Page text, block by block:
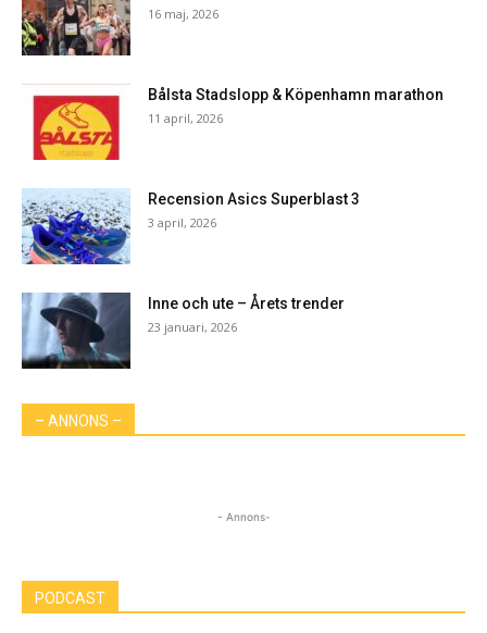
16 maj, 2026
Bålsta Stadslopp & Köpenhamn marathon
11 april, 2026
Recension Asics Superblast 3
3 april, 2026
Inne och ute – Årets trender
23 januari, 2026
– ANNONS –
- Annons-
PODCAST